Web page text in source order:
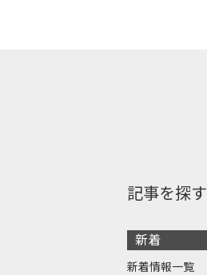
記事を探す
新着
新着情報一覧